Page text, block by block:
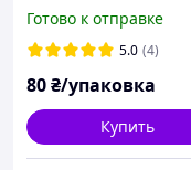
Fantasy
Готово к отправке
5.0 (4)
80₴/упаковка
Купить